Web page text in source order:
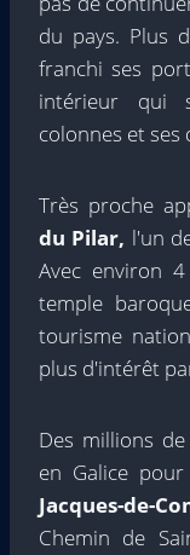
du pays. Plus
franchi ses
intérieur qui
colonnes et
Très proche
du Pilar, l'un
Avec environ
temple
tourisme
plus d'intérêt
Des millions
en Galice
Jacques-de-
Chemin de